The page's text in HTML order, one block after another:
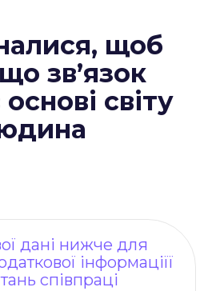
щоб
зв’язок
світу
дані нижче для
інформаціїї
співпраці